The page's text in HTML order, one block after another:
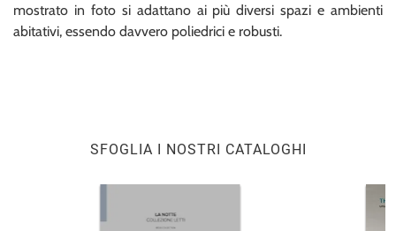
mostrato in foto si adattano ai più diversi spazi e ambienti
abitativi, essendo davvero poliedrici e robusti.
SFOGLIA I NOSTRI CATALOGHI